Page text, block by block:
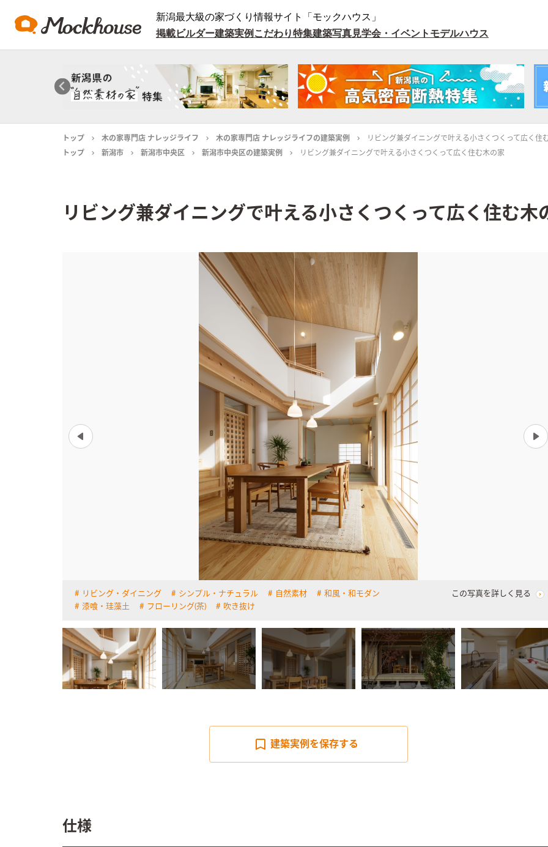
新潟最大級の家づくり情報サイト「モックハウス」
掲載ビルダー建築実例 こだわり特集建築写真見学会・イベント モデルハウス
トップ 木の家専門店 ナレッジライフ 木の家専門店 ナレッジライフの建築実例
リビング兼ダイニングで叶える小さくつくって広く住
トップ
新潟市 新潟市中央区 新潟市中央区の建築実例 リビング兼ダイニングで叶える小さくつくって広く住む木の家
リビング兼ダイニングで叶える小さくつくって広く住む木
リビング・ダイニング シンプル・ナチュラル 自然素材
和風・和モダン
漆喰・珪藻土
フローリング(茶) 吹き抜け
この写真を詳しく見る
建築実例を保存する
仕様